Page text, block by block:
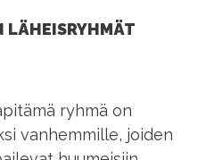
LÄHEISRYHMÄT
ryhmä on
vanhemmille, joiden